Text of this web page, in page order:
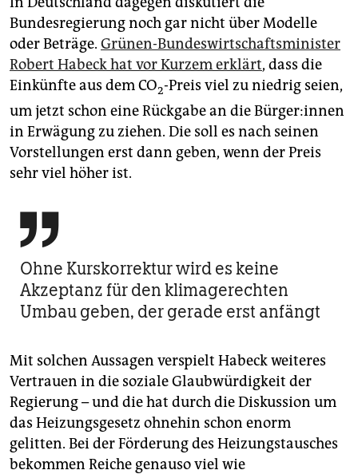
Bundesregierung noch gar nicht über Modelle
oder Beträge. Grünen-Bundeswirtschaftsminister
Robert Habeck hat vor Kurzem erklärt, dass die
Einkünfte aus dem CO2-Preis viel zu niedrig seien,
um jetzt schon eine Rückgabe an die Bür­ge­r:in­nen
in Erwägung zu ziehen. Die soll es nach seinen
Vorstellungen erst dann geben, wenn der Preis
sehr viel höher ist.

Ohne Kurskorrektur wird es keine
Akzeptanz für den klimagerechten
Umbau geben, der gerade erst anfängt
Mit solchen Aussagen verspielt Habeck weiteres
Vertrauen in die soziale Glaubwürdigkeit der
Regierung – und die hat durch die Diskussion um
das Heizungsgesetz ohnehin schon enorm
gelitten. Bei der Förderung des Heizungstausches
bekommen Reiche genauso viel wie